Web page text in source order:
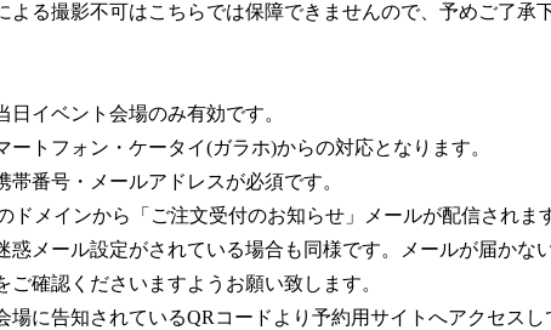
よる撮影不可はこちらでは保障できませんので、予めご了承
イベント会場のみ有効です。
トフォン・ケータイ(ガラホ)からの対応となります。
番号・メールアドレスが必須です。
ドメインから「ご注文受付のお知らせ」メールが配信され
メール設定がされている場合も同様です。メールが届かな
確認くださいますようお願い致します。
に告知されているQRコードより予約用サイトへアクセスし